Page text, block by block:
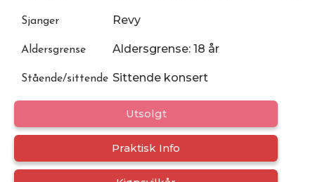
Sjanger Revy
Aldersgrense Aldersgrense: 18 år
Stående/sittende Sittende konsert
Utsolgt
Praktisk Info